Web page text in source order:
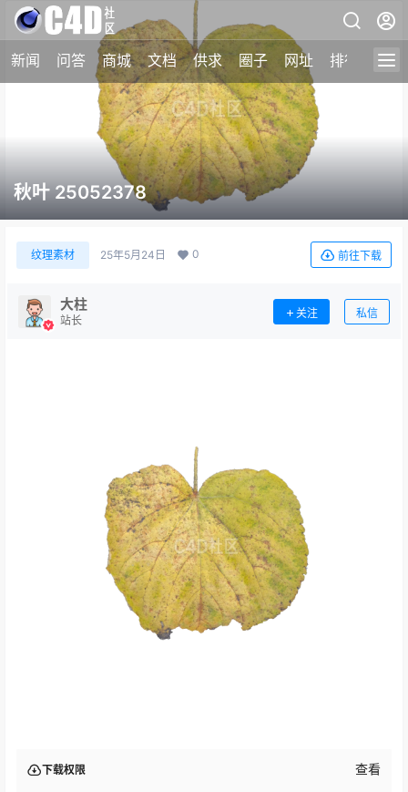
新闻 问答 商城 文档 供求 圈子 网址 排行榜
秋叶 25052378
纹理素材 25年5月24日 0 前往下载
大柱
站长
关注 私信
下载权限 查看